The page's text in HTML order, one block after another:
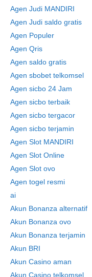
Agen Judi MANDIRI
Agen Judi saldo gratis
Agen Populer
Agen Qris
Agen saldo gratis
Agen sbobet telkomsel
Agen sicbo 24 Jam
Agen sicbo terbaik
Agen sicbo tergacor
Agen sicbo terjamin
Agen Slot MANDIRI
Agen Slot Online
Agen Slot ovo
Agen togel resmi
ai
Akun Bonanza alternatif
Akun Bonanza ovo
Akun Bonanza terjamin
Akun BRI
Akun Casino aman
Akun Casino telkomsel